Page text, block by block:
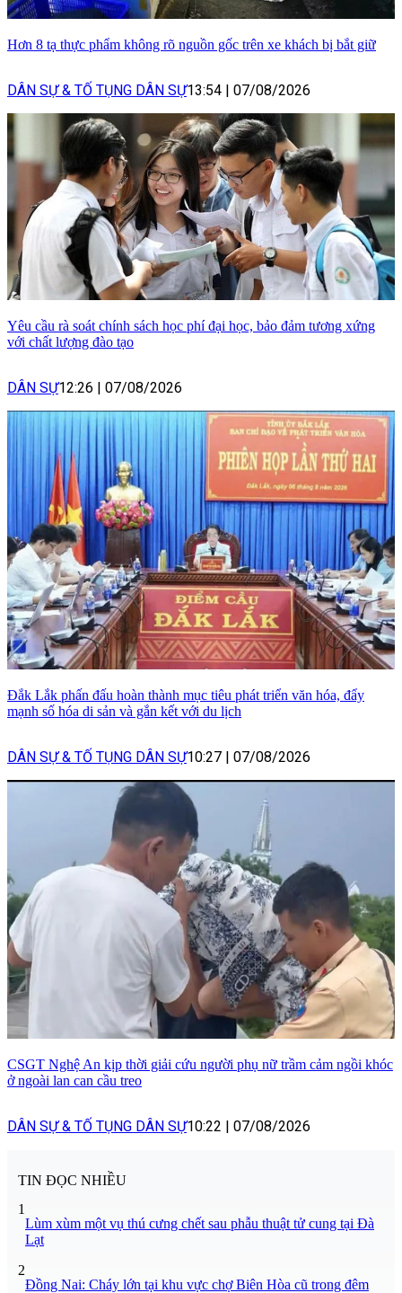
Hơn 8 tạ thực phẩm không rõ nguồn gốc trên xe khách bị bắt giữ
DÂN SỰ & TỐ TỤNG DÂN SỰ13:54 | 07/08/2026
Yêu cầu rà soát chính sách học phí đại học, bảo đảm tương xứng
với chất lượng đào tạo
DÂN SỰ12:26 | 07/08/2026
Đắk Lắk phấn đấu hoàn thành mục tiêu phát triển văn hóa, đẩy
mạnh số hóa di sản và gắn kết với du lịch
DÂN SỰ & TỐ TỤNG DÂN SỰ10:27 | 07/08/2026
CSGT Nghệ An kịp thời giải cứu người phụ nữ trầm cảm ngồi khóc
ở ngoài lan can cầu treo
DÂN SỰ & TỐ TỤNG DÂN SỰ10:22 | 07/08/2026
TIN ĐỌC NHIỀU
1
Lùm xùm một vụ thú cưng chết sau phẫu thuật tử cung tại Đà
Lạt
2
Đồng Nai: Cháy lớn tại khu vực chợ Biên Hòa cũ trong đêm